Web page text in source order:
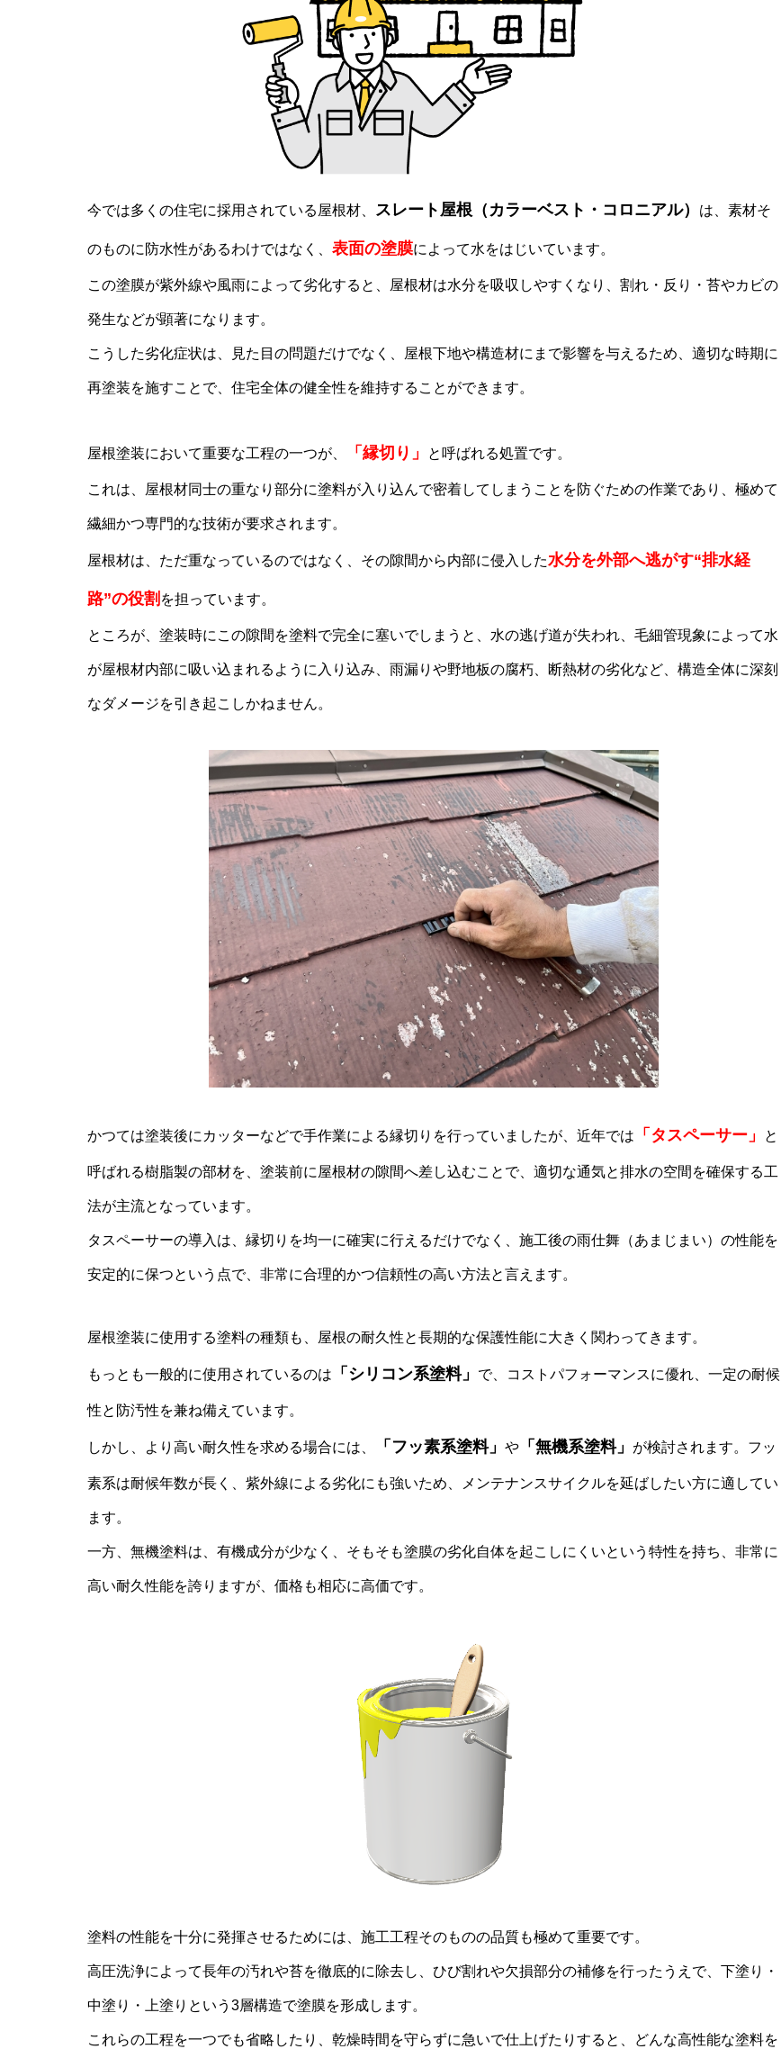
今では多くの住宅に採用されている屋根材、 スレート屋根（カラーベスト・コロニアル） は、素材そ
のものに防水性があるわけではなく、 表面の塗膜によって水をはじいています。
この塗膜が紫外線や風雨によって劣化すると、屋根材は水分を吸収しやすくなり、割れ・反り・苔やカビの
発生などが顕著になります。
こうした劣化症状は、見た目の問題だけでなく、屋根下地や構造材にまで影響を与えるため、適切な時期に
再塗装を施すことで、住宅全体の健全性を維持することができます。
屋根塗装において重要な工程の一つが、 「縁切り」 と呼ばれる処置です。
これは、屋根材同士の重なり部分に塗料が入り込んで密着してしまうことを防ぐための作業であり、極めて
繊細かつ専門的な技術が要求されます。
屋根材は、ただ重なっているのではなく、その隙間から内部に侵入した水分を外部へ逃がす“排水経
路”の役割 を担っています。
ところが、塗装時にこの隙間を塗料で完全に塞いでしまうと、水の逃げ道が失われ、毛細管現象によって水
が屋根材内部に吸い込まれるように入り込み、雨漏りや野地板の腐朽、断熱材の劣化など、構造全体に深刻
なダメージを引き起こしかねません。
かつては塗装後にカッターなどで手作業による縁切りを行っていましたが、近年では 「タスペーサー」 と
呼ばれる樹脂製の部材を、塗装前に屋根材の隙間へ差し込むことで、適切な通気と排水の空間を確保する工
法が主流となっています。
タスペーサーの導入は、縁切りを均一に確実に行えるだけでなく、施工後の雨仕舞（あまじまい）の性能を
安定的に保つという点で、非常に合理的かつ信頼性の高い方法と言えます。
屋根塗装に使用する塗料の種類も、屋根の耐久性と長期的な保護性能に大きく関わってきます。
もっとも一般的に使用されているのは 「シリコン系塗料」 で、コストパフォーマンスに優れ、一定の耐候
性と防汚性を兼ね備えています。
しかし、より高い耐久性を求める場合には、 「フッ素系塗料」 や 「無機系塗料」 が検討されます。フッ
素系は耐候年数が長く、紫外線による劣化にも強いため、メンテナンスサイクルを延ばしたい方に適してい
ます。
一方、無機塗料は、有機成分が少なく、そもそも塗膜の劣化自体を起こしにくいという特性を持ち、非常に
高い耐久性能を誇りますが、価格も相応に高価です。
塗料の性能を十分に発揮させるためには、施工工程そのものの品質も極めて重要です。
高圧洗浄によって長年の汚れや苔を徹底的に除去し、ひび割れや欠損部分の補修を行ったうえで、下塗り・
中塗り・上塗りという3層構造で塗膜を形成します。
これらの工程を一つでも省略したり、乾燥時間を守らずに急いで仕上げたりすると、どんな高性能な塗料を